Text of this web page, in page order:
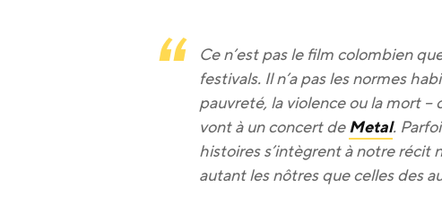
Ce n’est pas le film colombien
festivals. Il n’a pas les normes
pauvreté, la violence ou la mort –
vont à un concert deMetal.
histoires s’intègrent à notre récit
autant les nôtres que celles des